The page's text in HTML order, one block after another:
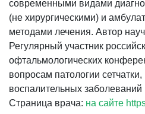
современными видами
(не хирургическими) и
методами лечения. Автор
Регулярный участник
офтальмологических
вопросам патологии
воспалительных заболеваний
Страница врача: на сайте